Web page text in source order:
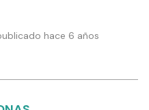
hace 6 años